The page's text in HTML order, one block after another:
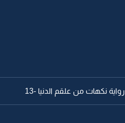
رواية نكهات من علقم الدنيا -13